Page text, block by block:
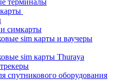
терминалы
симкарты
sim карты и ваучеры
sim карты Thuraya
спутникового оборудования